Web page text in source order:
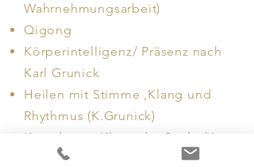
Wahrnehmungsarbeit)
Qigong
Körperintelligenz/ Präsenz nach
Karl Grunick
Heilen mit Stimme ,Klang und
Rhythmus (K.Grunick)
Kotodama , Klang der Seele (K.
Grunick)